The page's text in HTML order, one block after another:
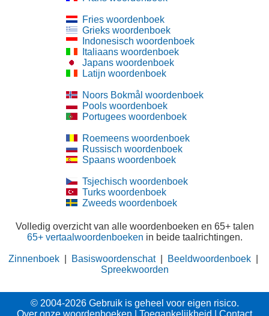
Fries woordenboek
Grieks woordenboek
Indonesisch woordenboek
Italiaans woordenboek
Japans woordenboek
Latijn woordenboek
Noors Bokmål woordenboek
Pools woordenboek
Portugees woordenboek
Roemeens woordenboek
Russisch woordenboek
Spaans woordenboek
Tsjechisch woordenboek
Turks woordenboek
Zweeds woordenboek
Volledig overzicht van alle woordenboeken en 65+ talen
65+ vertaalwoordenboeken in beide taalrichtingen.
Zinnenboek Basiswoordenschat| Beeldwoordenboek
Spreekwoorden
© 2004-2026 Gebruik is geheel voor eigen risico.
Over onze woordenboeken
Toegankelijkheid Contact